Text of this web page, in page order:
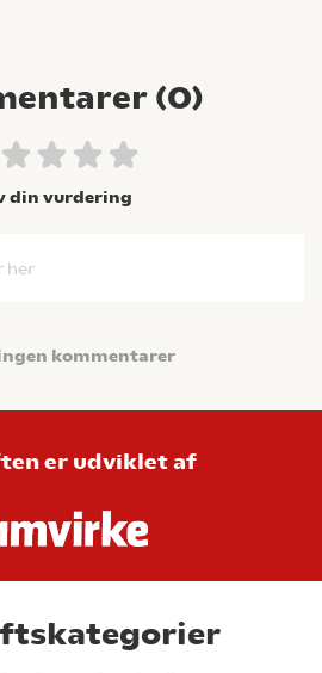
(0)
din vurdering
her
kommentarer
er udviklet af